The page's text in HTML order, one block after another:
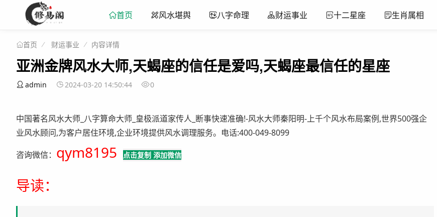
首页 风水堪舆 八字命理 财运事业 十二星座 生肖属相
首页 财运事业 内容详情
亚洲金牌风水大师,天蝎座的信任是爱吗,天蝎座最信任的星座
admin 2024-03-20 14:50:44 0
中国著名风水大师_八字算命大师_皇极派道家传人_断事快速准确!-风水大师秦阳明-上千个风水布局案例,世界500强企
业风水顾问,为客户居住环境,企业环境提供风水调理服务。电话:400-049-8099
咨询微信： qym8195 点击复制 添加微信
导读：